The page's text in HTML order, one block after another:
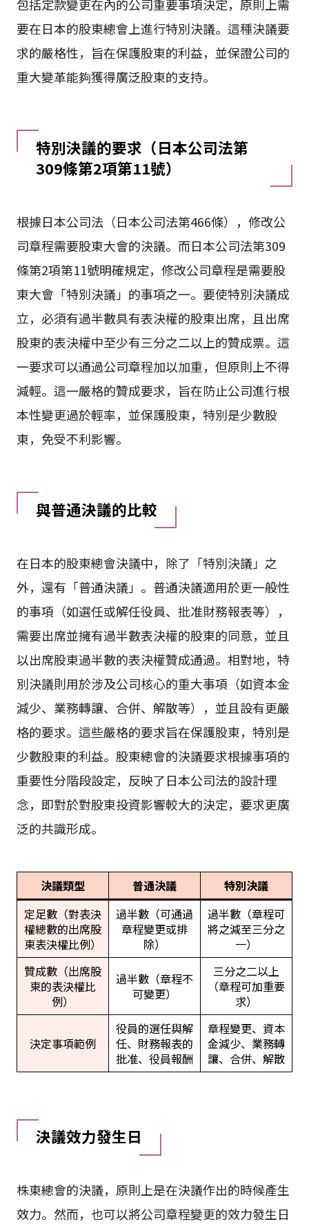
包括定款變更在內的公司重要事項決定，原則上需
要在日本的股東總會上進行特別決議。這種決議要
求的嚴格性，旨在保護股東的利益，並保證公司的
重大變革能夠獲得廣泛股東的支持。
特別決議的要求（日本公司法第
309條第2項第11號）
根據日本公司法（日本公司法第466條），修改公
司章程需要股東大會的決議。而日本公司法第309
條第2項第11號明確規定，修改公司章程是需要股
東大會「特別決議」的事項之一。要使特別決議成
立，必須有過半數具有表決權的股東出席，且出席
股東的表決權中至少有三分之二以上的贊成票。這
一要求可以通過公司章程加以加重，但原則上不得
減輕。這一嚴格的贊成要求，旨在防止公司進行根
本性變更過於輕率，並保護股東，特別是少數股
東，免受不利影響。
與普通決議的比較
在日本的股東總會決議中，除了「特別決議」之
外，還有「普通決議」。普通決議適用於更一般性
的事項（如選任或解任役員、批准財務報表等），
需要出席並擁有過半數表決權的股東的同意，並且
以出席股東過半數的表決權贊成通過。相對地，特
別決議則用於涉及公司核心的重大事項（如資本金
減少、業務轉讓、合併、解散等），並且設有更嚴
格的要求。這些嚴格的要求旨在保護股東，特別是
少數股東的利益。股東總會的決議要求根據事項的
重要性分階段設定，反映了日本公司法的設計理
念，即對於對股東投資影響較大的決定，要求更廣
泛的共識形成。
決議類型 普通決議
特別決議
定足數（對表決
權總數的出席股
東表決權比例）
過半數（可通過
章程變更或排
除）
過半數（章程可
將之減至三分之
一）
贊成數（出席股
東的表決權比
例）
過半數（章程不
可變更）
三分之二以上
（章程可加重要
求）
決定事項範例
役員的選任與解
任、財務報表的
批准、役員報酬
章程變更、資本
金減少、業務轉
讓、合併、解散
決議效力發生日
株東總會的決議，原則上是在決議作出的時候產生
效力。然而，也可以將公司章程變更的效力發生日